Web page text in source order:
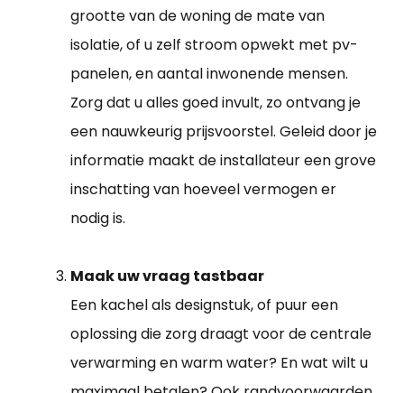
grootte van de woning de mate van
isolatie, of u zelf stroom opwekt met pv-
panelen, en aantal inwonende mensen.
Zorg dat u alles goed invult, zo ontvang je
een nauwkeurig prijsvoorstel. Geleid door je
informatie maakt de installateur een grove
inschatting van hoeveel vermogen er
nodig is.
Maak uw vraag tastbaar
Een kachel als designstuk, of puur een
oplossing die zorg draagt voor de centrale
verwarming en warm water? En wat wilt u